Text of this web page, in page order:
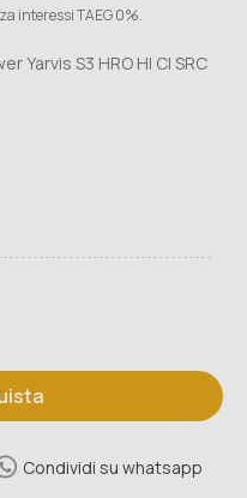
interessi TAEG 0%.
S3 HRO HI CI SRC
Condividi su whatsapp